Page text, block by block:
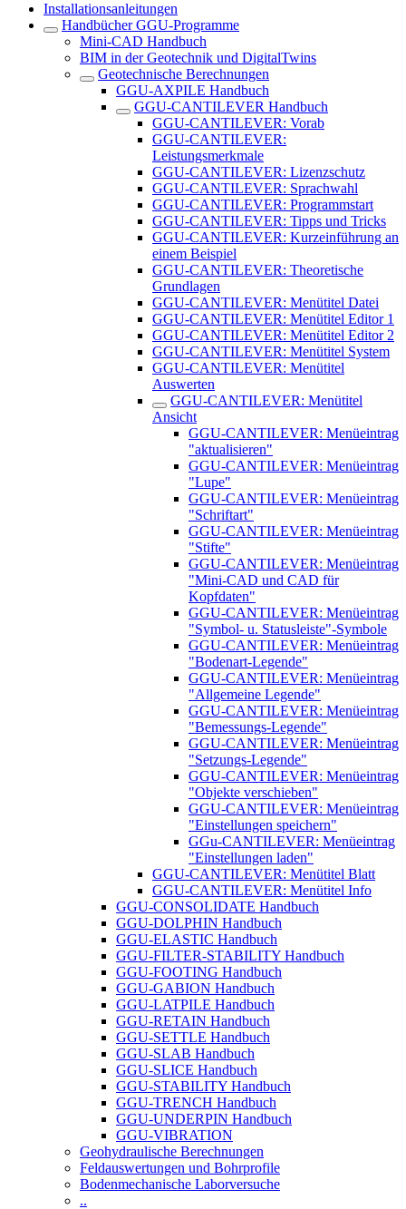
Installationsanleitungen
Handbücher GGU-Programme
Mini-CAD Handbuch
BIM in der Geotechnik und DigitalTwins
Geotechnische Berechnungen
GGU-AXPILE Handbuch
GGU-CANTILEVER Handbuch
GGU-CANTILEVER: Vorab
GGU-CANTILEVER:
Leistungsmerkmale
GGU-CANTILEVER: Lizenzschutz
GGU-CANTILEVER: Sprachwahl
GGU-CANTILEVER: Programmstart
GGU-CANTILEVER: Tipps und Tricks
GGU-CANTILEVER: Kurzeinführung an
einem Beispiel
GGU-CANTILEVER: Theoretische
Grundlagen
GGU-CANTILEVER: Menütitel Datei
GGU-CANTILEVER: Menütitel Editor 1
GGU-CANTILEVER: Menütitel Editor 2
GGU-CANTILEVER: Menütitel System
GGU-CANTILEVER: Menütitel
Auswerten
GGU-CANTILEVER: Menütitel
Ansicht
GGU-CANTILEVER: Menüeintrag
"aktualisieren"
GGU-CANTILEVER: Menüeintrag
"Lupe"
GGU-CANTILEVER: Menüeintrag
"Schriftart"
GGU-CANTILEVER: Menüeintrag
"Stifte"
GGU-CANTILEVER: Menüeintrag
"Mini-CAD und CAD für
Kopfdaten"
GGU-CANTILEVER: Menüeintrag
"Symbol- u. Statusleiste"-Symbole
GGU-CANTILEVER: Menüeintrag
"Bodenart-Legende"
GGU-CANTILEVER: Menüeintrag
"Allgemeine Legende"
GGU-CANTILEVER: Menüeintrag
"Bemessungs-Legende"
GGU-CANTILEVER: Menüeintrag
"Setzungs-Legende"
GGU-CANTILEVER: Menüeintrag
"Objekte verschieben"
GGU-CANTILEVER: Menüeintrag
"Einstellungen speichern"
GGu-CANTILEVER: Menüeintrag
"Einstellungen laden"
GGU-CANTILEVER: Menütitel Blatt
GGU-CANTILEVER: Menütitel Info
GGU-CONSOLIDATE Handbuch
GGU-DOLPHIN Handbuch
GGU-ELASTIC Handbuch
GGU-FILTER-STABILITY Handbuch
GGU-FOOTING Handbuch
GGU-GABION Handbuch
GGU-LATPILE Handbuch
GGU-RETAIN Handbuch
GGU-SETTLE Handbuch
GGU-SLAB Handbuch
GGU-SLICE Handbuch
GGU-STABILITY Handbuch
GGU-TRENCH Handbuch
GGU-UNDERPIN Handbuch
GGU-VIBRATION
Geohydraulische Berechnungen
Feldauswertungen und Bohrprofile
Bodenmechanische Laborversuche
..